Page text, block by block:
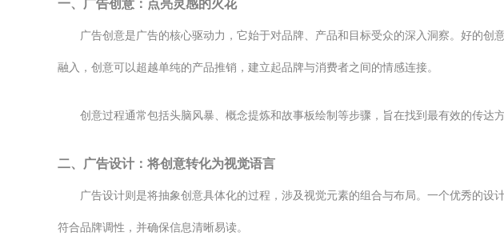
一、广告创意：点亮灵感的火花
广告创意是广告的核心驱动力，它始于对品牌、产品和目标受众的深入洞察。好的
融入，创意可以超越单纯的产品推销，建立起品牌与消费者之间的情感连接。
创意过程通常包括头脑风暴、概念提炼和故事板绘制等步骤，旨在找到最有效的传达
二、广告设计：将创意转化为视觉语言
广告设计则是将抽象创意具体化的过程，涉及视觉元素的组合与布局。一个优秀的
符合品牌调性，并确保信息清晰易读。